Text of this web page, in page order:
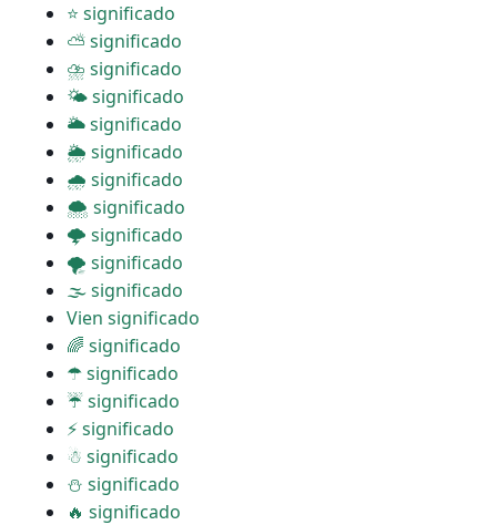
⭐ significado
⛅ significado
⛈ significado
🌤 significado
🌥 significado
🌦 significado
🌧 significado
🌨 significado
🌩 significado
🌪 significado
🌫 significado
Vien significado
🌈 significado
☂ significado
☔ significado
⚡ significado
☃ significado
⛄ significado
🔥 significado